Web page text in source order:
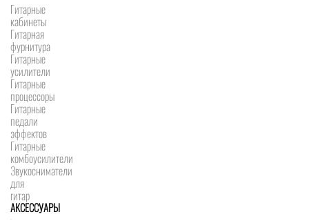
Гитарные
кабинеты
Гитарная
фурнитура
Гитарные
усилители
Гитарные
процессоры
Гитарные
педали
эффектов
Гитарные
комбоусилители
Звукосниматели
для
гитар
АКСЕССУАРЫ